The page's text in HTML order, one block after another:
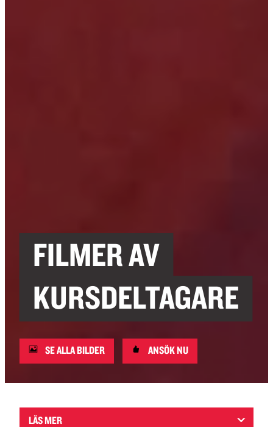
FILMER AV
KURSDELTAGARE
SE ALLA BILDER ANSÖK NU
LÄS MER